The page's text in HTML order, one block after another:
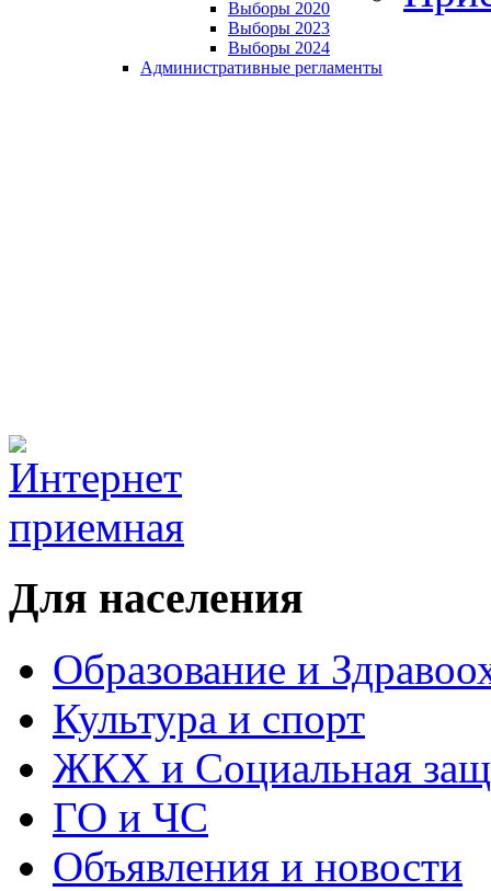
Выборы 2020
Выборы 2023
Выборы 2024
Административные регламенты
Для населения
Образование и
Культура и спорт
ЖКХ и Социальная
ГО и ЧС
Объявления и новости